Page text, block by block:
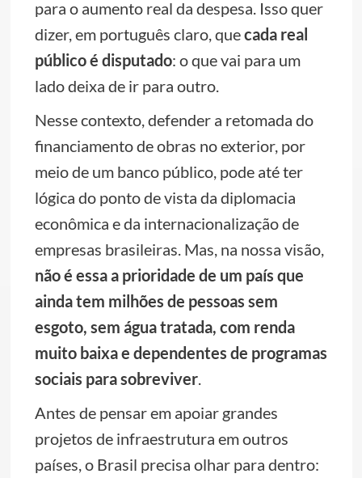
para o aumento real da despesa. Isso quer
dizer, em português claro, quecada real
público é disputado: o que vai para um
lado deixa de ir para outro.
Nesse contexto, defender a retomada do
financiamento de obras no exterior, por
meio de um banco público, pode até ter
lógica do ponto de vista da diplomacia
econômica e da internacionalização de
empresas brasileiras. Mas, na nossa visão,
não é essa a prioridade de um país que
ainda tem milhões de pessoas sem
esgoto, sem água tratada, com renda
muito baixa e dependentes de programas
sociais para sobreviver.
Antes de pensar em apoiar grandes
projetos de infraestrutura em outros
países, o Brasil precisa olhar para dentro: